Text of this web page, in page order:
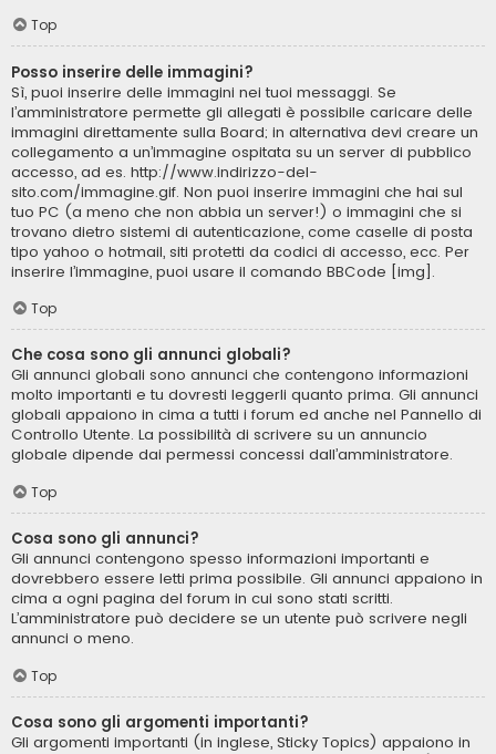
Top
Posso inserire delle immagini?
Sì, puoi inserire delle immagini nei tuoi messaggi. Se
l’amministratore permette gli allegati è possibile caricare delle
immagini direttamente sulla Board; in alternativa devi creare un
collegamento a un’immagine ospitata su un server di pubblico
accesso, ad es. http://www.indirizzo-del-
sito.com/immagine.gif. Non puoi inserire immagini che hai sul
tuo PC (a meno che non abbia un server!) o immagini che si
trovano dietro sistemi di autenticazione, come caselle di posta
tipo yahoo o hotmail, siti protetti da codici di accesso, ecc. Per
inserire l’immagine, puoi usare il comando BBCode [img].
Top
Che cosa sono gli annunci globali?
Gli annunci globali sono annunci che contengono informazioni
molto importanti e tu dovresti leggerli quanto prima. Gli annunci
globali appaiono in cima a tutti i forum ed anche nel Pannello di
Controllo Utente. La possibilità di scrivere su un annuncio
globale dipende dai permessi concessi dall’amministratore.
Top
Cosa sono gli annunci?
Gli annunci contengono spesso informazioni importanti e
dovrebbero essere letti prima possibile. Gli annunci appaiono in
cima a ogni pagina del forum in cui sono stati scritti.
L’amministratore può decidere se un utente può scrivere negli
annunci o meno.
Top
Cosa sono gli argomenti importanti?
Gli argomenti importanti (in inglese, Sticky Topics) appaiono in